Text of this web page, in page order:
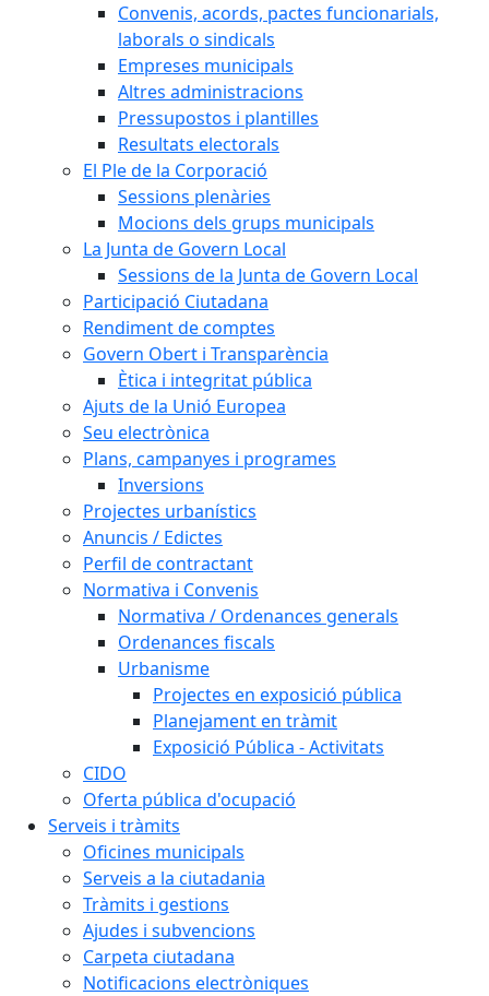
Convenis, acords, pactes funcionarials,
laborals o sindicals
Empreses municipals
Altres administracions
Pressupostos i plantilles
Resultats electorals
El Ple de la Corporació
Sessions plenàries
Mocions dels grups municipals
La Junta de Govern Local
Sessions de la Junta de Govern Local
Participació Ciutadana
Rendiment de comptes
Govern Obert i Transparència
Ètica i integritat pública
Ajuts de la Unió Europea
Seu electrònica
Plans, campanyes i programes
Inversions
Projectes urbanístics
Anuncis / Edictes
Perfil de contractant
Normativa i Convenis
Normativa / Ordenances generals
Ordenances fiscals
Urbanisme
Projectes en exposició pública
Planejament en tràmit
Exposició Pública - Activitats
CIDO
Oferta pública d'ocupació
Serveis i tràmits
Oficines municipals
Serveis a la ciutadania
Tràmits i gestions
Ajudes i subvencions
Carpeta ciutadana
Notificacions electròniques